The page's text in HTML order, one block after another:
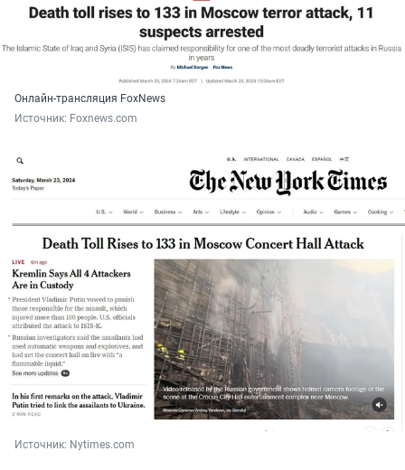
Онлайн-трансляция FoxNews
Источник: Foxnews.com
Источник: Nytimes.com